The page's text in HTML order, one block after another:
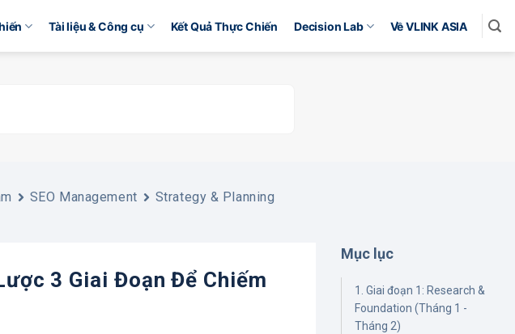
Tài liệu & Công cụ Kết Quả Thực Chiến Decision Lab Về VLINK ASIA
SEO Management Strategy & Planning
3 Giai Đoạn Để Chiếm
Mục lục
1. Giai đoạn 1: Research &
Foundation (Tháng 1 -
Tháng 2)